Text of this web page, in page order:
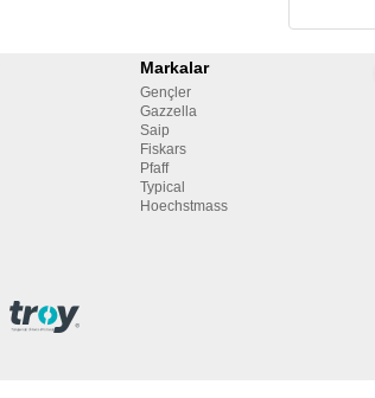
Markalar
Gençler
Gazzella
Saip
Fiskars
Pfaff
Typical
Hoechstmass